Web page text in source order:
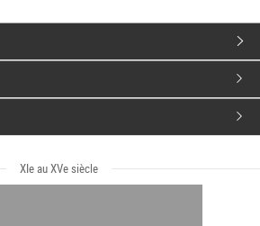
XIe au XVe siècle